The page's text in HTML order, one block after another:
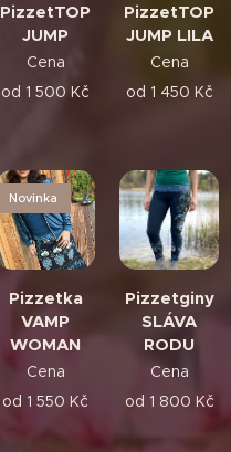
PizzetTOP
JUMP
Cena
od 1 500 Kč
PizzetTOP
JUMP LILA
Cena
od 1 450 Kč
Pizzetka
VAMP
WOMAN
Novinka
Cena
od 1 550 Kč
Pizzetginy
SLÁVA
RODU
Cena
od 1 800 Kč